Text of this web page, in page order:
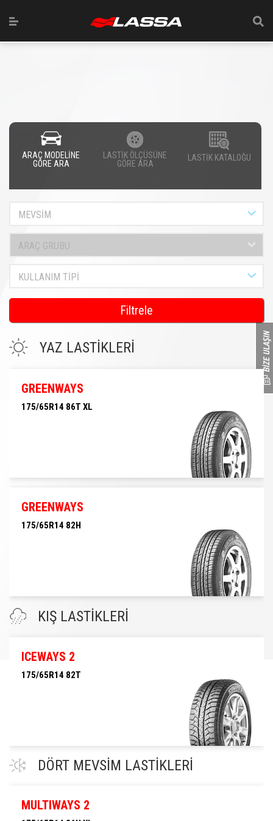
ARAÇ MODELİNE
GÖRE ARA
LASTİK ÖLÇÜSÜNE
GÖRE ARA
LASTİK KATALOĞU
MEVSİM
ARAÇ GRUBU
KULLANIM TİPİ
Filtrele
YAZ LASTİKLERİ
GREENWAYS
175/65R14 86T XL
GREENWAYS
175/65R14 82H
KIŞ LASTİKLERİ
ICEWAYS 2
175/65R14 82T
DÖRT MEVSİM LASTİKLERİ
MULTIWAYS 2